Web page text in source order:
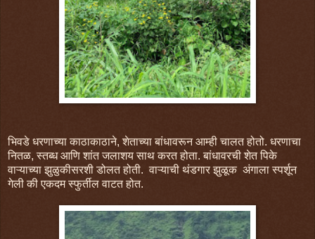
भिवडे धरणाच्या काठाकाठाने, शेताच्या बांधावरून आम्ही चालत होतो. धरणाचा
नितळ, स्तब्ध आणि शांत जलाशय साथ करत होता. बांधावरची शेत पिके
वाऱ्याच्या झुळुकीसरशी डोलत होती. वाऱ्याची थंडगार झुळूक अंगाला स्पर्शून
गेली की एकदम स्फुर्तील वाटत होत.